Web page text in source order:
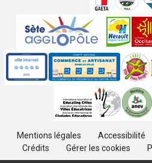
partenaires
Labels
Mentions légales Accessibilité
Crédits
Gérer les cookies